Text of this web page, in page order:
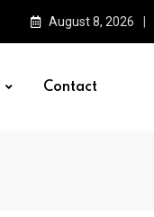
August 8, 2026
Contact